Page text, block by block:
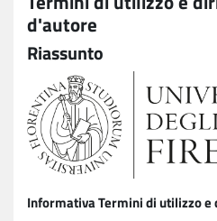
d'autore
Riassunto
Informativa Termini di utilizzo